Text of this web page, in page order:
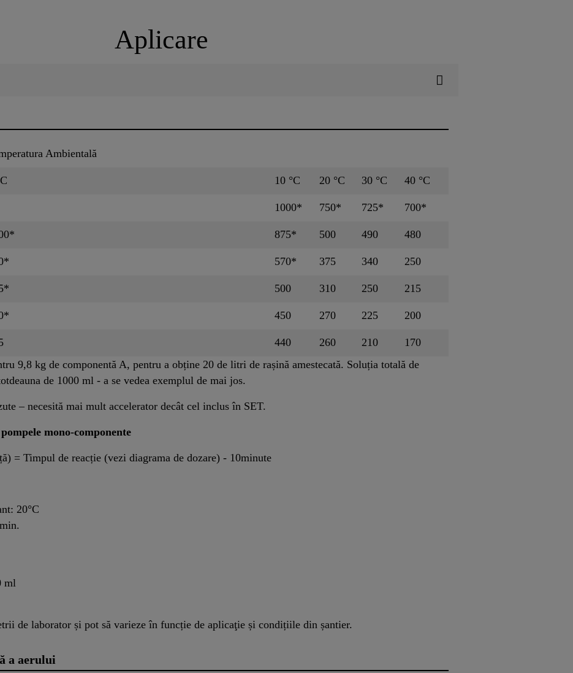
Aplicare
Ambientală
10 °C 20 °C 30 °C 40 °C
1000* 750* 725* 700*
875* 500 490 480
570* 375 340 250
500 310 250 215
450 270 225 200
440 260 210
170
9,8 kg de componentă A, pentru a obține 20 de litri de rașină amestecată. Soluția totală de
de 1000 ml - a se vedea exemplul de mai jos.
– necesită mai mult accelerator decât cel inclus în SET.
mono-componente
= Timpul de reacție (vezi diagrama de dozare) - 10minute
20°C
ml
de laborator și pot să varieze în funcție de aplicaţie și condițiile din șantier.
a aerului